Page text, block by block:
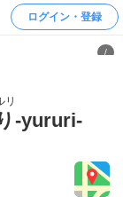
ログイン・登録
/
リ
-yururi-